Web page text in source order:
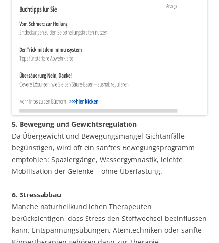
5. Bewegung und Gewichtsregulation
Da Übergewicht und Bewegungsmangel Gichtanfälle
begünstigen, wird oft ein sanftes Bewegungsprogramm
empfohlen: Spaziergänge, Wassergymnastik, leichte
Mobilisation der Gelenke – ohne Überlastung.
6. Stressabbau
Manche naturheilkundlichen Therapeuten
berücksichtigen, dass Stress den Stoffwechsel beeinflussen
kann. Entspannungsübungen, Atemtechniken oder sanfte